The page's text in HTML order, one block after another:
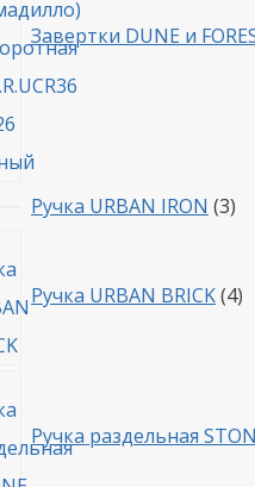
Завертки DUNE и
Ручка URBAN IRON 33
Ручка URBAN BRICK 4
Ручка раздельная